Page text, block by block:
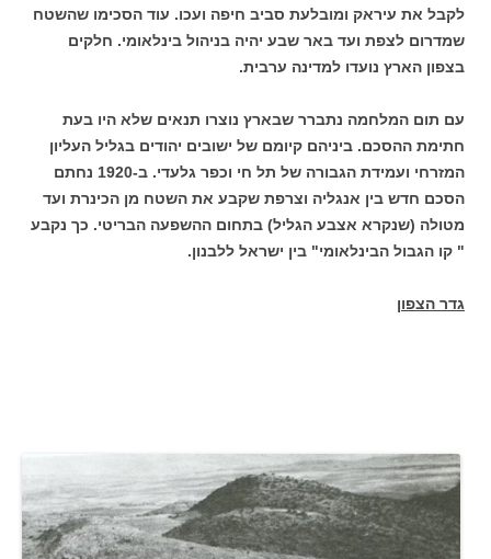
לקבל את עיראק ומובלעת סביב חיפה ועכו. עוד הסכימו שהשטח
שמדרום לצפת ועד באר שבע יהיה בניהול בינלאומי. חלקים
בצפון הארץ נועדו למדינה ערבית.
עם תום המלחמה נתברר שבארץ נוצרו תנאים שלא היו בעת
חתימת ההסכם. ביניהם קיומם של ישובים יהודים בגליל העליון
המזרחי ועמידת הגבורה של תל חי וכפר גלעדי. ב-1920 נחתם
הסכם חדש בין אנגליה וצרפת שקבע את השטח מן הכינרת ועד
מטולה (שנקרא אצבע הגליל) בתחום ההשפעה הבריטי. כך נקבע
" קו הגבול הבינלאומי" בין ישראל ללבנון.
גדר הצפון